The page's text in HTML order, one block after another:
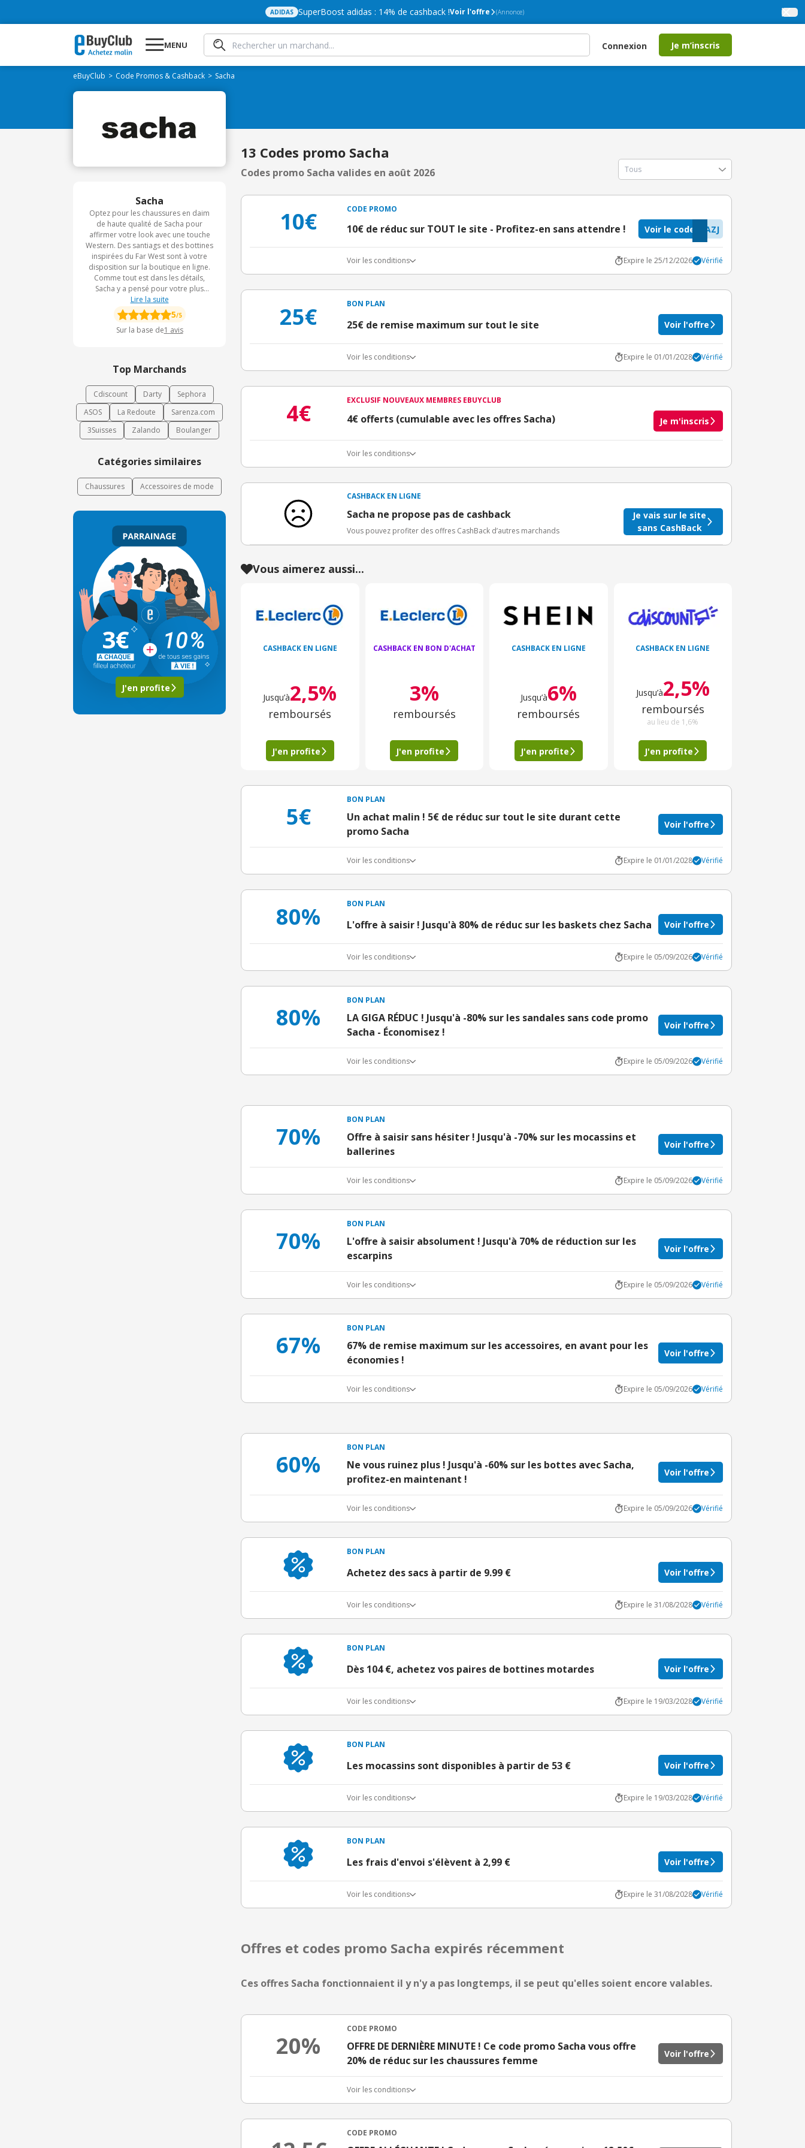
ADIDAS SuperBoost adidas : 14% de cashback !Voir l'offre (Annonce)
MENU Connexion Je m’inscris
eBuyClub Code Promos & Cashback Sacha
Sacha
Optez pour les chaussures en daim
de haute qualité de Sacha pour
affirmer votre look avec une touche
Western. Des santiags et des bottines
inspirées du Far West sont à votre
disposition sur la boutique en ligne.
Comme tout est dans les détails,
Sacha y a pensé pour votre plus
grand contentement. La marque a
créé une ligne de sacs et
d'accessoires à la pointe de la mode
pour achever votre tenue.
Lire la suite
5/5
Sur la base de1 avis
Top Marchands
Cdiscount Darty
Sephora
ASOS
La Redoute
Sarenza.com
3Suisses
Zalando Boulanger
Catégories similaires
Chaussures Accessoires de mode
3€
J'en profite
13 Codes promo Sacha
Codes promo Sacha valides en août 2026
10€ CODE PROMO
10€ de réduc sur TOUT le site - Profitez-en sans attendre ! AZJ
Voir le code
Voir les conditions Expire le 25/12/2026 Vérifié
25€ BON PLAN
25€ de remise maximum sur tout le site Voir l'offre
Voir les conditions Expire le 01/01/2028 Vérifié
4€ EXCLUSIF NOUVEAUX MEMBRES EBUYCLUB
4€ offerts (cumulable avec les offres Sacha) Je m'inscris
Voir les conditions
3€ de bienvenue crédités immédiatement + 1€ supplémentaire crédité après le téléchargement de l'alerte
Offre réservée à une toute première inscription chez eBuyClub.
CASHBACK EN LIGNE
Sacha ne propose pas de cashback
Vous pouvez profiter des offres CashBack d’autres marchands
Je vais sur le site
sans CashBack
Vous aimerez aussi...
CASHBACK EN LIGNE
Jusqu’à2,5%
remboursés
J'en profite
CASHBACK EN BON D'ACHAT
3%
remboursés
J'en profite
CASHBACK EN LIGNE
Jusqu’à6%
remboursés
J'en profite
CASHBACK EN LIGNE
Jusqu’à2,5%
remboursés
au lieu de 1,6%
J'en profite
5€
BON PLAN
Un achat malin ! 5€ de réduc sur tout le site durant cette
promo Sacha
Voir l'offre
Voir les conditions Expire le 01/01/2028 Vérifié
80% BON PLAN
L'offre à saisir ! Jusqu'à 80% de réduc sur les baskets chez Sacha Voir l'offre
Voir les conditions Expire le 05/09/2026 Vérifié
80%
BON PLAN
LA GIGA RÉDUC ! Jusqu'à -80% sur les sandales sans code promo
Sacha - Économisez !
Voir l'offre
Voir les conditions Expire le 05/09/2026 Vérifié
70%
BON PLAN
Offre à saisir sans hésiter ! Jusqu'à -70% sur les mocassins et
ballerines
Voir l'offre
Voir les conditions Expire le 05/09/2026 Vérifié
70%
BON PLAN
L'offre à saisir absolument ! Jusqu'à 70% de réduction sur les
escarpins
Voir l'offre
Voir les conditions Expire le 05/09/2026 Vérifié
67%
BON PLAN
67% de remise maximum sur les accessoires, en avant pour les
économies !
Voir l'offre
Voir les conditions Expire le 05/09/2026 Vérifié
60%
BON PLAN
Ne vous ruinez plus ! Jusqu'à -60% sur les bottes avec Sacha,
profitez-en maintenant !
Voir l'offre
Voir les conditions Expire le 05/09/2026 Vérifié
BON PLAN
Achetez des sacs à partir de 9.99 € Voir l'offre
Voir les conditions Expire le 31/08/2028 Vérifié
BON PLAN
Dès 104 €, achetez vos paires de bottines motardes Voir l'offre
Voir les conditions Expire le 19/03/2028 Vérifié
BON PLAN
Les mocassins sont disponibles à partir de 53 € Voir l'offre
Voir les conditions Expire le 19/03/2028 Vérifié
BON PLAN
Les frais d'envoi s'élèvent à 2,99 € Voir l'offre
Voir les conditions Expire le 31/08/2028 Vérifié
Offres et codes promo Sacha expirés récemment
Ces offres Sacha fonctionnaient il y n'y a pas longtemps, il se peut qu'elles soient encore valables.
20%
CODE PROMO
OFFRE DE DERNIÈRE MINUTE ! Ce code promo Sacha vous offre
20% de réduc sur les chaussures femme
Voir l'offre
Voir les conditions
CODE PROMO